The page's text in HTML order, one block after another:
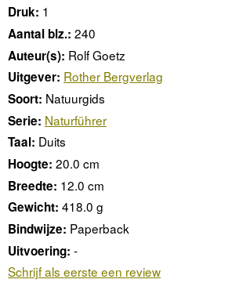
Druk: 1
Aantal blz.: 240
Auteur(s): Rolf Goetz
Uitgever: Rother Bergverlag
Soort: Natuurgids
Serie: Naturführer
Taal: Duits
Hoogte: 20.0 cm
Breedte: 12.0 cm
Gewicht: 418.0 g
Bindwijze: Paperback
Uitvoering: -
Schrijf als eerste een review